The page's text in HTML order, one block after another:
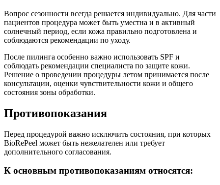
Вопрос сезонности всегда решается индивидуально. Для части
пациентов процедура может быть уместна и в активный
солнечный период, если кожа правильно подготовлена и
соблюдаются рекомендации по уходу.
После пилинга особенно важно использовать SPF и
соблюдать рекомендации специалиста по защите кожи.
Решение о проведении процедуры летом принимается после
консультации, оценки чувствительности кожи и общего
состояния зоны обработки.
Противопоказания
Перед процедурой важно исключить состояния, при которых
BioRePeel может быть нежелателен или требует
дополнительного согласования.
К основным противопоказаниям относятся: